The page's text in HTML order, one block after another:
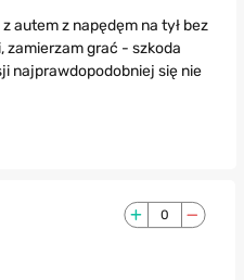
autem z napędęm na tył bez
grać - szkoda
najprawdopodobniej się nie
0